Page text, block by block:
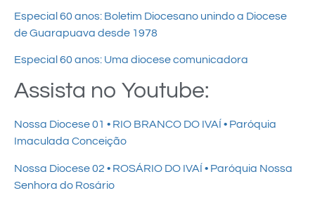
Especial 60 anos: Boletim Diocesano unindo a Diocese
de Guarapuava desde 1978
Especial 60 anos: Uma diocese comunicadora
Assista no Youtube:
Nossa Diocese 01 • RIO BRANCO DO IVAÍ • Paróquia
Imaculada Conceição
Nossa Diocese 02 • ROSÁRIO DO IVAÍ • Paróquia Nossa
Senhora do Rosário